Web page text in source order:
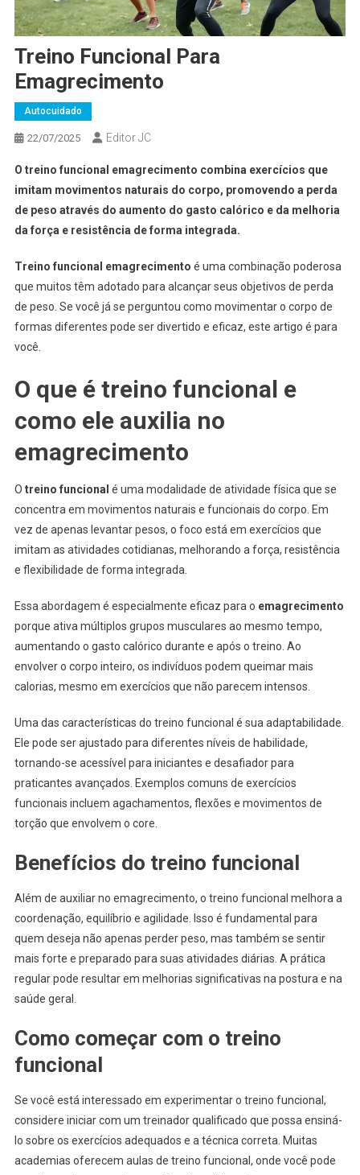
Treino Funcional Para
Emagrecimento
Autocuidado
22/07/2025 Editor JC
O treino funcional emagrecimento combina exercícios que
imitam movimentos naturais do corpo, promovendo a perda
de peso através do aumento do gasto calórico e da melhoria
da força e resistência de forma integrada.
Treino funcional emagrecimento é uma combinação poderosa
que muitos têm adotado para alcançar seus objetivos de perda
de peso. Se você já se perguntou como movimentar o corpo de
formas diferentes pode ser divertido e eficaz, este artigo é para
você.
O que é treino funcional e
como ele auxilia no
emagrecimento
O treino funcional é uma modalidade de atividade física que se
concentra em movimentos naturais e funcionais do corpo. Em
vez de apenas levantar pesos, o foco está em exercícios que
imitam as atividades cotidianas, melhorando a força, resistência
e flexibilidade de forma integrada.
Essa abordagem é especialmente eficaz para o emagrecimento
porque ativa múltiplos grupos musculares ao mesmo tempo,
aumentando o gasto calórico durante e após o treino. Ao
envolver o corpo inteiro, os indivíduos podem queimar mais
calorias, mesmo em exercícios que não parecem intensos.
Uma das características do treino funcional é sua adaptabilidade.
Ele pode ser ajustado para diferentes níveis de habilidade,
tornando-se acessível para iniciantes e desafiador para
praticantes avançados. Exemplos comuns de exercícios
funcionais incluem agachamentos, flexões e movimentos de
torção que envolvem o core.
Benefícios do treino funcional
Além de auxiliar no emagrecimento, o treino funcional melhora a
coordenação, equilíbrio e agilidade. Isso é fundamental para
quem deseja não apenas perder peso, mas também se sentir
mais forte e preparado para suas atividades diárias. A prática
regular pode resultar em melhorias significativas na postura e na
saúde geral.
Como começar com o treino
funcional
Se você está interessado em experimentar o treino funcional,
considere iniciar com um treinador qualificado que possa ensiná-
lo sobre os exercícios adequados e a técnica correta. Muitas
academias oferecem aulas de treino funcional, onde você pode